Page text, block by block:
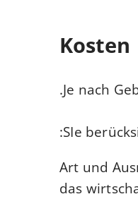
Kosten
Je nach
SIe
Art und
das